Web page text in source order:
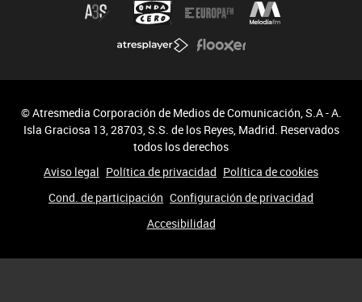
© Atresmedia Corporación de Medios de Comunicación, S.A - A.
Isla Graciosa 13, 28703, S.S. de los Reyes, Madrid. Reservados
todos los derechos
Aviso legal Política de privacidad Política de cookies
Cond. de participación Configuración de privacidad
Accesibilidad